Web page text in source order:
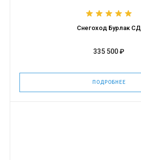
Снегоход Бурлак СД
335 500 ₽
ПОДРОБНЕЕ